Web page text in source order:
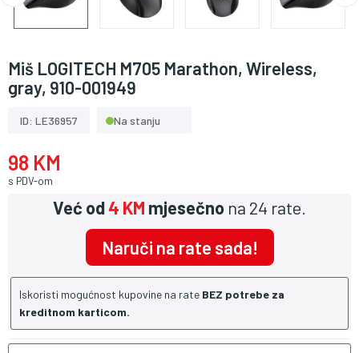
Miš LOGITECH M705 Marathon, Wireless,
gray, 910-001949
ID: LE36957 Na stanju
98 KM
s PDV-om
Već od4 KM mjesečno na 24 rate.
Naruči na rate sada!
Iskoristi mogućnost kupovine na rate BEZ potrebe za
kreditnom karticom.